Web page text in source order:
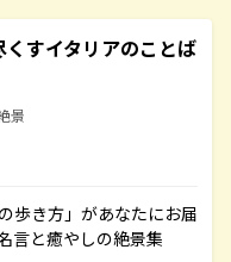
すイタリアのことば
景
歩き方」があなたにお届
言と癒やしの絶景集